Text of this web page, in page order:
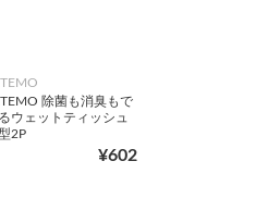
除菌も消臭もで
ウェットティッシュ
2P
¥602